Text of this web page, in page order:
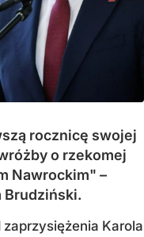
rocznicę swojej
o rzekomej
Nawrockim" –
Brudziński.
Karola